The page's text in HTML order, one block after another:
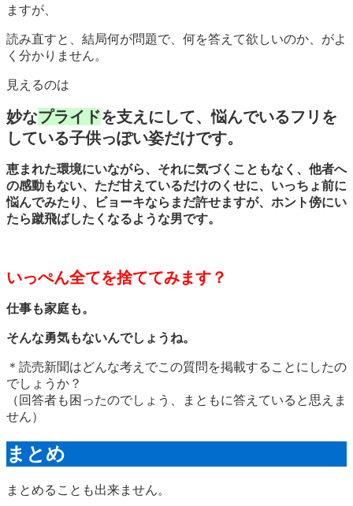
ますが、
読み直すと、結局何が問題で、何を答えて欲しいのか、がよ
く分かりません。
見えるのは
妙なプライドを支えにして、悩んでいるフリを
している子供っぽい姿だけです。
恵まれた環境にいながら、それに気づくこともなく、他者へ
の感動もない、ただ甘えているだけのくせに、いっちょ前に
悩んでみたり、ビョーキならまだ許せますが、ホント傍にい
たら蹴飛ばしたくなるような男です。
いっぺん全てを捨ててみます？
仕事も家庭も。
そんな勇気もないんでしょうね。
＊読売新聞はどんな考えでこの質問を掲載することにしたの
でしょうか？
（回答者も困ったのでしょう、まともに答えていると思えま
せん）
まとめ
まとめることも出来ません。